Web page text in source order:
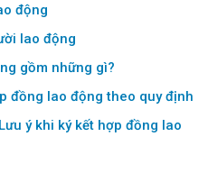
động
lao động
gồm những gì?
đồng lao động theo quy định
ý khi ký kết hợp đồng lao